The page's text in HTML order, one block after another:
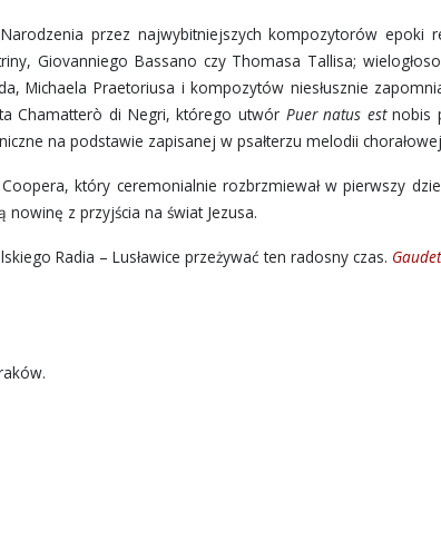
przez najwybitniejszych kompozytorów epoki
Giovanniego Bassano czy Thomasa Tallisa;
Michaela Praetoriusa i kompozytów niesłusznie
Chamatterò di Negri, którego utwór Puer natus estnobis
na podstawie zapisanej w psałterzu melodii
który ceremonialnie rozbrzmiewał w pierwszy
nowinę z przyjścia na świat Jezusa.
Radia – Lusławice przeżywać ten radosny czas.